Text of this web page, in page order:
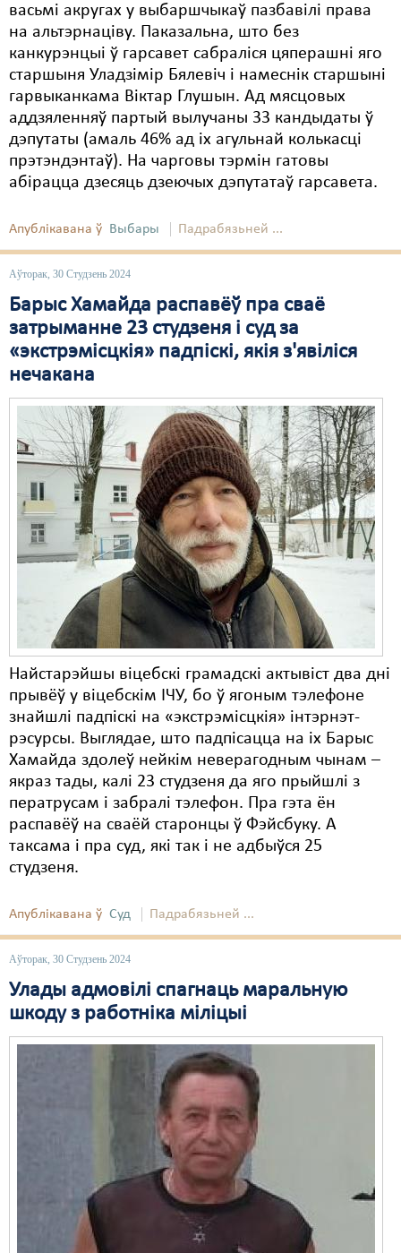
васьмі акругах у выбаршчыкаў пазбавілі права
на альтэрнаціву. Паказальна, што без
канкурэнцыі ў гарсавет сабраліся цяперашні яго
старшыня Уладзімір Бялевіч і намеснік старшыні
гарвыканкама Віктар Глушын. Ад мясцовых
аддзяленняў партый вылучаны 33 кандыдаты ў
дэпутаты (амаль 46% ад іх агульнай колькасці
прэтэндэнтаў). На чарговы тэрмін гатовы
абірацца дзесяць дзеючых дэпутатаў гарсавета.
Апублікавана ў Выбары Падрабязьней ...
Аўторак, 30 Студзень 2024
Барыс Хамайда распавёў пра сваё
затрыманне 23 студзеня і суд за
«экстрэмісцкія» падпіскі, якія з'явіліся
нечакана
Найстарэйшы віцебскі грамадскі актывіст два дні
прывёў у віцебскім ІЧУ, бо ў ягоным тэлефоне
знайшлі падпіскі на «экстрэмісцкія» інтэрнэт-
рэсурсы. Выглядае, што падпісацца на іх Барыс
Хамайда здолеў нейкім неверагодным чынам –
якраз тады, калі 23 студзеня да яго прыйшлі з
ператрусам і забралі тэлефон. Пра гэта ён
распавёў на сваёй старонцы ў Фэйсбуку. А
таксама і пра суд, які так і не адбыўся 25
студзеня.
Апублікавана ў Суд Падрабязьней ...
Аўторак, 30 Студзень 2024
Улады адмовілі спагнаць маральную
шкоду з работніка міліцыі